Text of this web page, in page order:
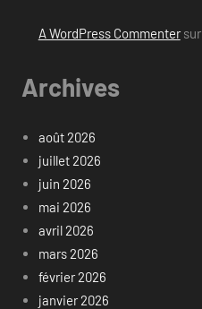
A WordPress Commentersur
Archives
août 2026
juillet 2026
juin 2026
mai 2026
avril 2026
mars 2026
février 2026
janvier 2026